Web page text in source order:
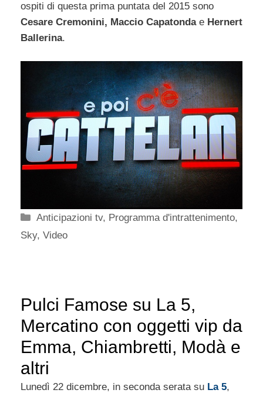
ospiti di questa prima puntata del 2015 sono
Cesare Cremonini, Maccio Capatonda e Hernert
Ballerina.
Categorie
Anticipazioni tv, Programma d'intrattenimento,
Sky, Video
Pulci Famose su La 5,
Mercatino con oggetti vip da
Emma, Chiambretti, Modà e
altri
Lunedì 22 dicembre, in seconda serata su La 5,